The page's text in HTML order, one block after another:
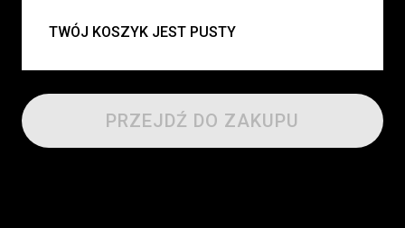
UWAGA:
TWÓJ KOSZYK JEST PUSTY
PRZEJDŹ DO ZAKUPU